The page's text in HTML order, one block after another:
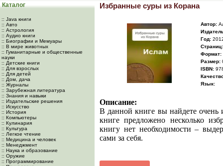
Каталог
:: Java книги
:: Авто
:: Астрология
:: Аудио книги
:: Биографии и Мемуары
:: В мире животных
:: Гуманитарные и общественные
науки
:: Детские книги
:: Для взрослых
:: Для детей
:: Дом, дача
:: Журналы
:: Зарубежная литература
:: Знания и навыки
:: Издательские решения
:: Искусство
:: История
:: Компьютеры
:: Кулинария
:: Культура
:: Легкое чтение
:: Медицина и человек
:: Менеджмент
:: Наука и образование
:: Оружие
:: Программирование
Избранные суры из Корана
Автор:
Год:
Cтраниц:
Формат:
Размер:
ISBN:
Язык:
Описание:
В данной книге вы найдете
книге предложено несколько
книгу нет необходимости –
сами за себя.